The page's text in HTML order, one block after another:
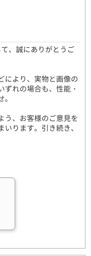
、誠にありがとうご
により、実物と画像の
れの場合も、性能・
う、お客様のご意見を
ります。引き続き、